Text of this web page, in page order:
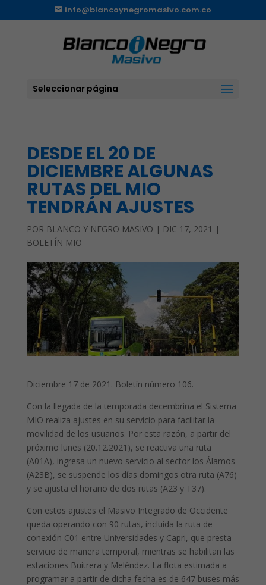
info@blancoynegromasivo.com.co
Seleccionar página
DESDE EL 20 DE
DICIEMBRE ALGUNAS
RUTAS DEL MIO
TENDRÁN AJUSTES
POR BLANCO Y NEGRO MASIVO | DIC 17, 2021 |
BOLETÍN MIO
Diciembre 17 de 2021. Boletín número 106.
Con la llegada de la temporada decembrina el Sistema
MIO realiza ajustes en su servicio para facilitar la
movilidad de los usuarios. Por esta razón, a partir del
próximo lunes (20.12.2021), se reactiva una ruta
(A01A), ingresa un nuevo servicio al sector los Álamos
(A23B), se suspende los días domingos otra ruta (A76)
y se ajusta el horario de dos rutas (A23 y T37).
Con estos ajustes el Masivo Integrado de Occidente
queda operando con 90 rutas, incluida la ruta de
conexión C01 entre Universidades y Capri, que presta
servicio de manera temporal, mientras se habilitan las
estaciones Buitrera y Meléndez. La flota estimada a
programar a partir de dicha fecha es de 647 buses más